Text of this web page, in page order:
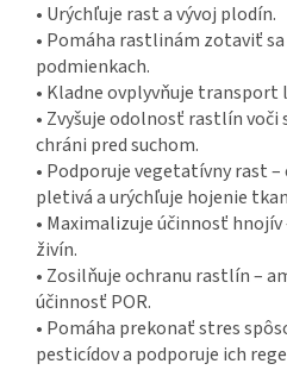
• Urýchľuje rast a vývoj plodín.
• Pomáha rastlinám zotaviť
podmienkach.
• Kladne ovplyvňuje
• Zvyšuje odolnosť rastlín voči
chráni pred suchom.
• Podporuje vegetatívny rast
pletivá a urýchľuje hojenie
• Maximalizuje účinnosť
živín.
• Zosilňuje ochranu rastlín –
účinnosť POR.
• Pomáha prekonať stres
pesticídov a podporuje ich